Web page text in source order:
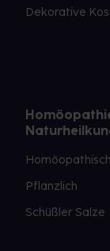
Dekorative
Homöopathisch
Pflanzlich
Schüßler Salze